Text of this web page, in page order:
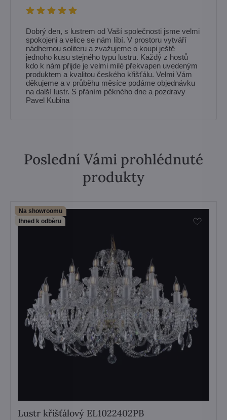
Dobrý den, s lustrem od Vaší společnosti jsme velmi
spokojeni a velice se nám líbí. V prostoru vytváří
nádhernou soliteru a zvažujeme o koupi ještě
jednoho kusu stejného typu lustru. Každý z hostů
kdo k nám přijde je velmi milé překvapen uvedeným
produktem a kvalitou českého křišťálu. Velmi Vám
děkujeme a v průběhu měsíce podáme objednávku
na další lustr. S přáním pěkného dne a pozdravy
Pavel Kubina
Poslední Vámi prohlédnuté
produkty
Na showroomu
Ihned k odběru
Lustr křišťálový EL1022402PB